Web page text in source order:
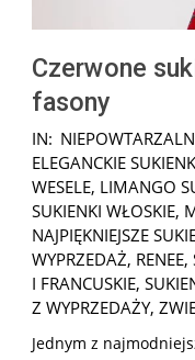
Czerwone
fasony
2025-
10-
27
IN:
ELEGANCKIE
WESELE, LIMANGO
SUKIENKI WŁOSKIE,
NAJPIĘKNIEJSZE
WYPRZEDAŻ, RENEE,
I FRANCUSKIE,
Z WYPRZEDAŻY,
Jednym z